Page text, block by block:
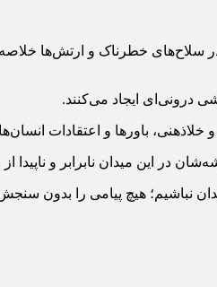
سلاح‌های خطرناک و ارتش‌ها
درونی‌ای ایجاد می‌کنند.
باورها و اعتقادات
این میدان نابرابر و ناپیدا
نباشیم؛ هیچ پیامی را بدون